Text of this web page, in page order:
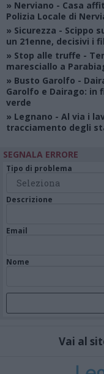
» Nerviano - Casa
Polizia Locale di
» Sicurezza - Scippo
un 21enne, decisivi i
» Stop alle truffe -
maresciallo a
» Busto Garolfo -
Garolfo e Dairago: in
verde
» Legnano - Al via i
tracciamento degli
SEGNALA ERRORE
Tipo di problema
Descrizione
Email
Nome
Vai al